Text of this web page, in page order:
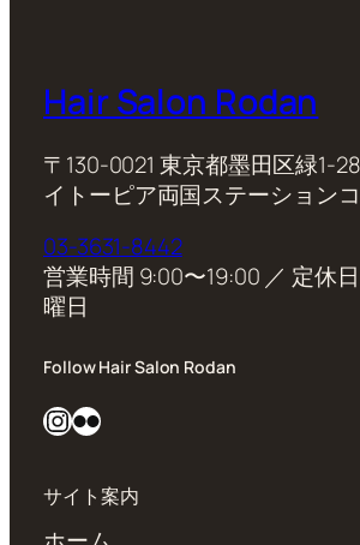
Hair Salon Rodan
〒130-0021 東京都墨田区緑1-
イトーピア両国ステーション
03-3631-8442
営業時間 9:00〜19:00 ／ 定休
曜日
Follow Hair Salon Rodan
InstagramFlickr
サイト案内